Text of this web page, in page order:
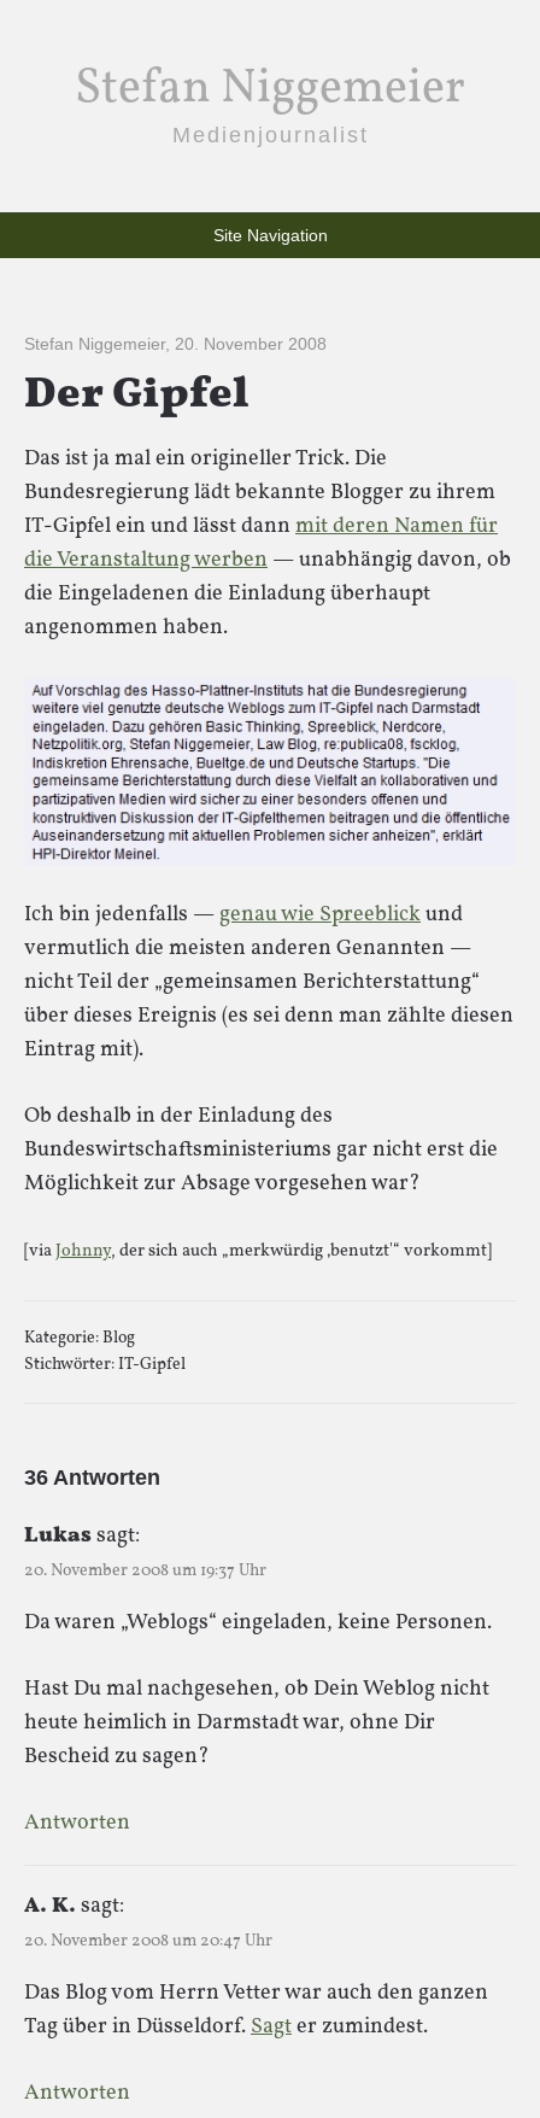
Stefan Niggemeier
Medienjournalist
Site Navigation
Stefan Niggemeier, 20. November 2008
Der Gipfel
Das ist ja mal ein origineller Trick. Die
Bundesregierung lädt bekannte Blogger zu ihrem
IT-Gipfel ein und lässt dann mit deren Namen für
die Veranstaltung werben — unabhängig davon, ob
die Eingeladenen die Einladung überhaupt
angenommen haben.
Ich bin jedenfalls —genau wie Spreeblickund
vermutlich die meisten anderen Genannten —
nicht Teil der „gemeinsamen Berichterstattung“
über dieses Ereignis (es sei denn man zählte diesen
Eintrag mit).
Ob deshalb in der Einladung des
Bundeswirtschaftsministeriums gar nicht erst die
Möglichkeit zur Absage vorgesehen war?
[viaJohnny, der sich auch „merkwürdig ‚benutzt'“ vorkommt]
Kategorie:Blog
Stichwörter:IT-Gipfel
36 Antworten
Lukassagt:
20. November 2008 um 19:37 Uhr
Da waren „Weblogs“ eingeladen, keine Personen.
Hast Du mal nachgesehen, ob Dein Weblog nicht
heute heimlich in Darmstadt war, ohne Dir
Bescheid zu sagen?
Antworten
A. K. sagt:
20. November 2008 um 20:47 Uhr
Das Blog vom Herrn Vetter war auch den ganzen
Tag über in Düsseldorf.Sagter zumindest.
Antworten